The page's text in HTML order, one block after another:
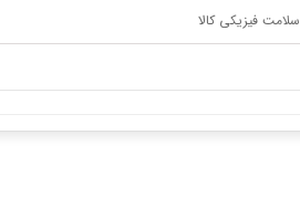
فیزیکی کالا